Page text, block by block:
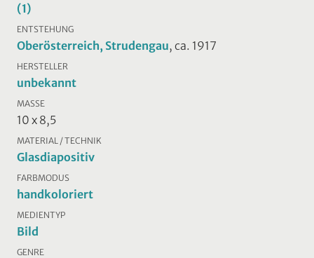
(1)
ENTSTEHUNG
Oberösterreich, Strudengau, ca. 1917
HERSTELLER
unbekannt
MASSE
10 x 8,5
MATERIAL / TECHNIK
Glasdiapositiv
FARBMODUS
handkoloriert
MEDIENTYP
Bild
GENRE